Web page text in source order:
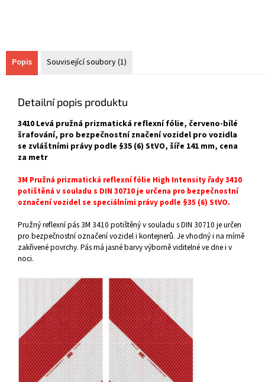
Popis Související soubory (1)
Detailní popis produktu
3410 Levá pružná prizmatická reflexní fólie, červeno-bílé
šrafování, pro bezpečnostní značení vozidel pro vozidla
se zvláštními právy podle §35 (6) StVO, šíře 141 mm, cena
za metr
3M Pružná prizmatická reflexní fólie High Intensity řady 3410
potištěná v souladu s DIN 30710 je určena pro bezpečnostní
označení vozidel se speciálními právy podle §35 (6) StVO.
Pružný reflexní pás 3M 3410 potištěný v souladu s DIN 30710 je určen
pro bezpečnostní označení vozidel i kontejnerů. Je vhodný i na mírně
zakřivené povrchy. Pás má jasné barvy výborně viditelné ve dne i v
noci.